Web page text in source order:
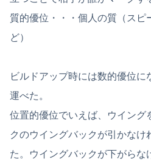
質的優位・・・個人の質（スピ
ど）
ビルドアップ時には数的優位に
運べた。
位置的優位でいえば、ウイング
クのウイングバックが引かなけ
た。ウイングバックが下がらな